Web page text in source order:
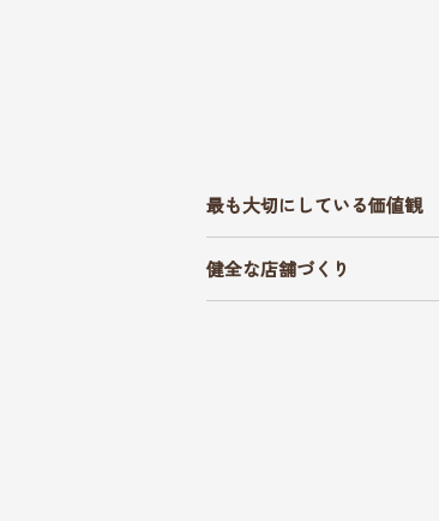
最も大切にしている価値観
健全な店舗づくり